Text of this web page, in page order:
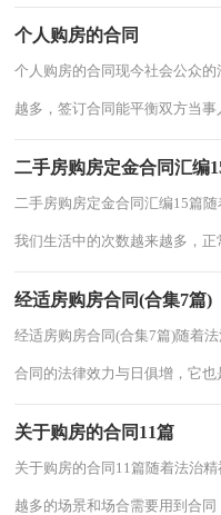
么写呢？下面是小编为大家收集
个人购房的合同
个人购房的合同现今社会公众
越多，签订合同能平衡双方当
法的哦，以下是小编精心整理的
二手房购房定金合同汇编
二手房购房定金合同汇编15篇
我们生活中的次数越来越多，
式。那么大家知道正规的合同书
经适房购房合同(合集7篇)
经适房购房合同(合集7篇)随着
合同的法律效力与日俱增，它
合同要怎么拟定？想必这让大家
关于购房的合同11篇
关于购房的合同11篇随着法治
越多的场景和场合需要用到合